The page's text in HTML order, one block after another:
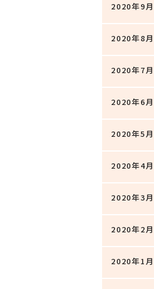
2020年9月
2020年8月
2020年7月
2020年6月
2020年5月
2020年4月
2020年3月
2020年2月
2020年1月